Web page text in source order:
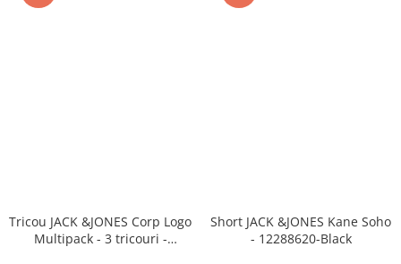
Tricou JACK &JONES Corp Logo
Multipack - 3 tricouri -
Short JACK &JONES Kane Soho
- 12288620-Black